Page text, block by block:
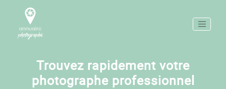
Trouvez rapidement votre
photographe professionnel